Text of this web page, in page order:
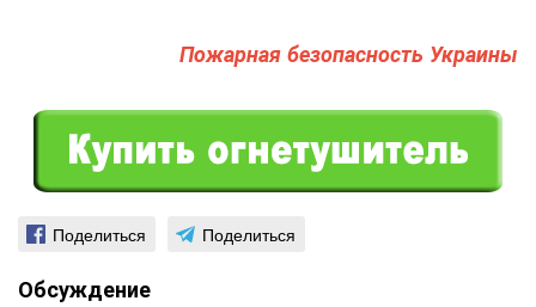
Пожарная безопасность Украины
Поделиться Поделиться
Обсуждение